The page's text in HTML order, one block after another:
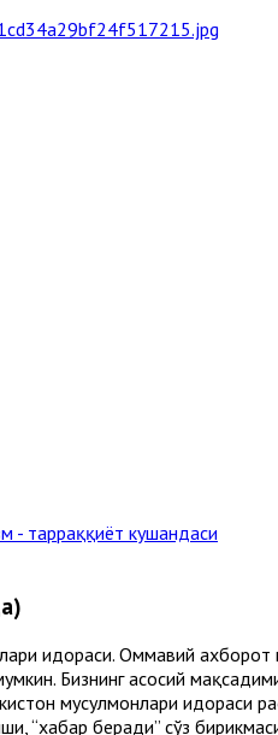
- тарраққиёт кушандаси
идораси. Оммавий ахборот
Бизнинг асосий
мусулмонлари идораси
“хабар беради” сўз